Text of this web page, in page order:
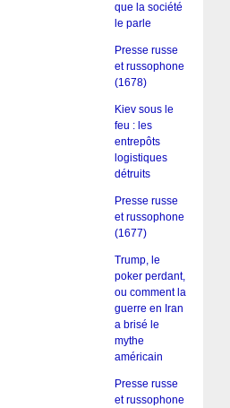
que la société
le parle
Presse russe
et russophone
(1678)
Kiev sous le
feu : les
entrepôts
logistiques
détruits
Presse russe
et russophone
(1677)
Trump, le
poker perdant,
ou comment la
guerre en Iran
a brisé le
mythe
américain
Presse russe
et russophone